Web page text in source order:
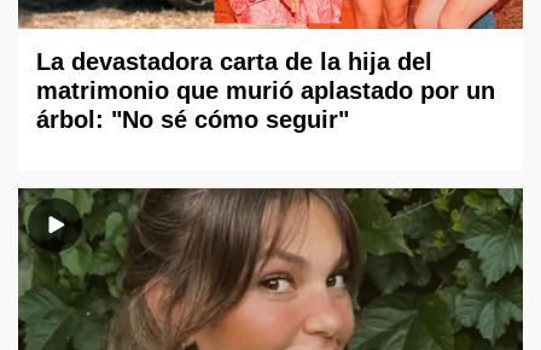
La devastadora carta de la hija del
matrimonio que murió aplastado por un
árbol: "No sé cómo seguir"